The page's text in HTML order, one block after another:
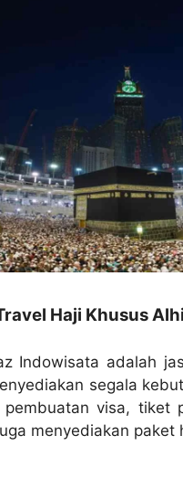
Haji Khusus
Indowisata adalah
segala
visa, tiket
menyediakan